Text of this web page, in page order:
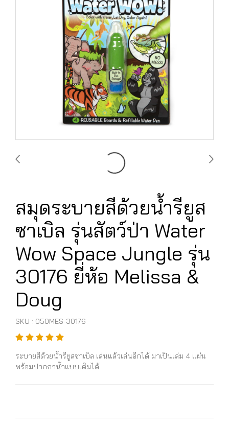
สมุดระบายสีด้วยน้ำรียูส
ซาเบิล รุ่นสัตว์ป่า Water
Wow Space Jungle รุ่น
30176 ยี่ห้อ Melissa &
Doug
SKU : 050MES-30176
ระบายสีด้วยน้ำรียูสซาเบิล เล่นแล้วเล่นอีกได้ มาเป็นเล่ม 4 แผ่น
พร้อมปากกาน้ำแบบเติมได้